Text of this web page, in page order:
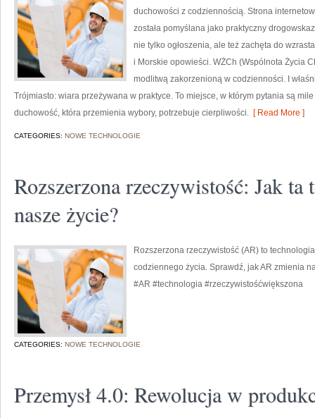
duchowości z codziennością. Strona
została pomyślana jako praktyczny
nie tylko ogłoszenia, ale też zachęta do
i Morskie opowieści. WŻCh (Wspólnota Życia
modlitwą zakorzenioną w codzienności. I
Trójmiasto: wiara przeżywana w praktyce. To miejsce, w którym pytania są
duchowość, która przemienia wybory, potrzebuje cierpliwości. [ Read More ]
CATEGORIES: NOWE TECHNOLOGIE
Rozszerzona rzeczywistość: Jak ta
nasze życie?
Rozszerzona rzeczywistość (AR) to
codziennego życia. Sprawdź, jak AR zmienia
#AR #technologia #rzeczywistośćwiększona
CATEGORIES: NOWE TECHNOLOGIE
Przemysł 4.0: Rewolucja w